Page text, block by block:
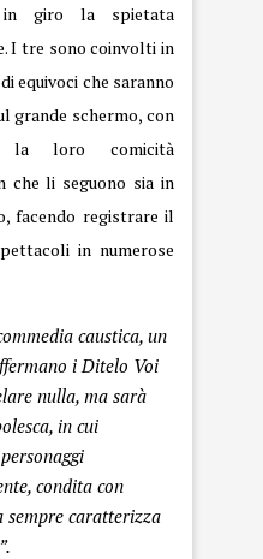
giro la spietata
I tre sono coinvolti in
equivoci che saranno
grande schermo, con
la loro comicità
che li seguono sia in
facendo registrare il
in numerose
caustica, un
i Ditelo Voi
nulla, ma sarà
in cui
condita con
sempre caratterizza